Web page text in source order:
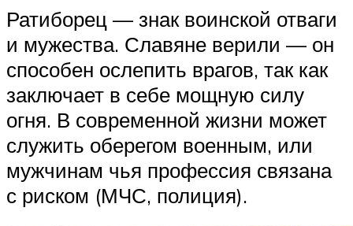
Ратиборец — знак воинской отваги
и мужества. Славяне верили — он
способен ослепить врагов, так как
заключает в себе мощную силу
огня. В современной жизни может
служить оберегом военным, или
мужчинам чья профессия связана
с риском (МЧС, полиция).